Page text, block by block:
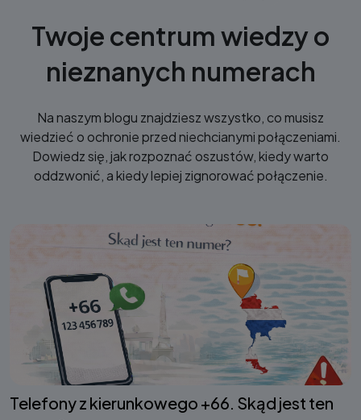
Twoje centrum wiedzy o
nieznanych numerach
Na naszym blogu znajdziesz wszystko, co musisz
wiedzieć o ochronie przed niechcianymi połączeniami.
Dowiedz się, jak rozpoznać oszustów, kiedy warto
oddzwonić, a kiedy lepiej zignorować połączenie.
Telefony z kierunkowego +66. Skąd jest ten